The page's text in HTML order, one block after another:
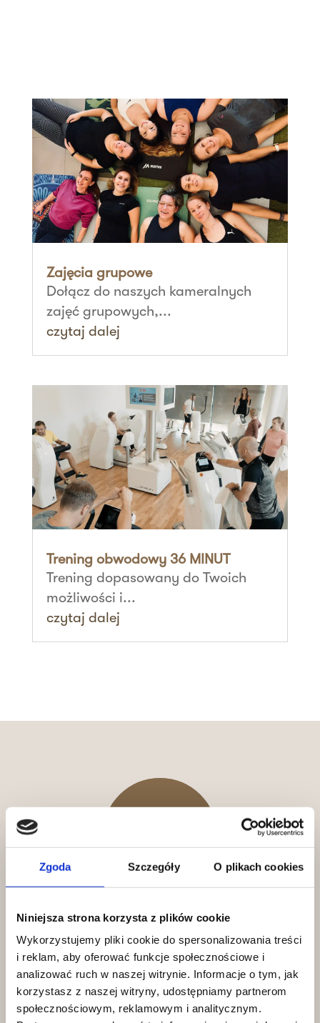
Zgoda Szczegóły O plikach cookies
Niniejsza strona korzysta z plików cookie
Wykorzystujemy pliki cookie do spersonalizowania treści
i reklam, aby oferować funkcje społecznościowe i
analizować ruch w naszej witrynie. Informacje o tym, jak
korzystasz z naszej witryny, udostępniamy partnerom
społecznościowym, reklamowym i analitycznym.
Zajęcia grupowe
Dołącz do naszych kameralnych
zajęć grupowych,...
czytaj dalej
Trening obwodowy 36 MINUT
Trening dopasowany do Twoich
możliwości i...
czytaj dalej
Bezpieczeństwo i opieka
Pod okiemtrenera i fizjoterapeuty
osiągniesz błyskawiczne postępy w
bezpieczny sposób.